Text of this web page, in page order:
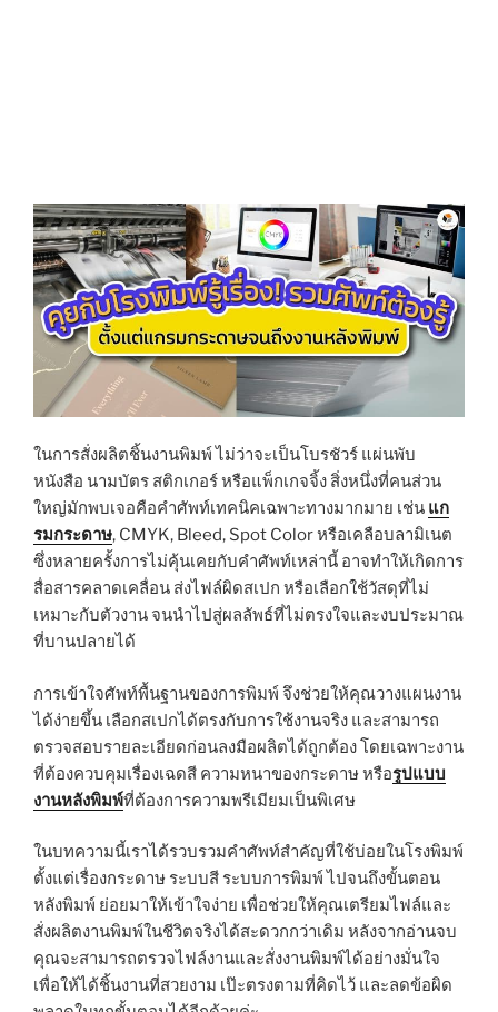
ในการสั่งผลิตชิ้นงานพิมพ์ ไม่ว่าจะเป็นโบรชัวร์ แผ่นพับ
หนังสือ นามบัตร สติกเกอร์ หรือแพ็กเกจจิ้ง สิ่งหนึ่งที่คนส่วน
ใหญ่มักพบเจอคือคำศัพท์เทคนิคเฉพาะทางมากมาย เช่น แก
รมกระดาษ, CMYK, Bleed, Spot Color หรือเคลือบลามิเนต
ซึ่งหลายครั้งการไม่คุ้นเคยกับคำศัพท์เหล่านี้ อาจทำให้เกิดการ
สื่อสารคลาดเคลื่อน ส่งไฟล์ผิดสเปก หรือเลือกใช้วัสดุที่ไม่
เหมาะกับตัวงาน จนนำไปสู่ผลลัพธ์ที่ไม่ตรงใจและงบประมาณ
ที่บานปลายได้
การเข้าใจศัพท์พื้นฐานของการพิมพ์ จึงช่วยให้คุณวางแผนงาน
ได้ง่ายขึ้น เลือกสเปกได้ตรงกับการใช้งานจริง และสามารถ
ตรวจสอบรายละเอียดก่อนลงมือผลิตได้ถูกต้อง โดยเฉพาะงาน
ที่ต้องควบคุมเรื่องเฉดสี ความหนาของกระดาษ หรือรูปแบบ
งานหลังพิมพ์ที่ต้องการความพรีเมียมเป็นพิเศษ
ในบทความนี้เราได้รวบรวมคำศัพท์สำคัญที่ใช้บ่อยในโรงพิมพ์
ตั้งแต่เรื่องกระดาษ ระบบสี ระบบการพิมพ์ ไปจนถึงขั้นตอน
หลังพิมพ์ ย่อยมาให้เข้าใจง่าย เพื่อช่วยให้คุณเตรียมไฟล์และ
สั่งผลิตงานพิมพ์ในชีวิตจริงได้สะดวกกว่าเดิม หลังจากอ่านจบ
คุณจะสามารถตรวจไฟล์งานและสั่งงานพิมพ์ได้อย่างมั่นใจ
เพื่อให้ได้ชิ้นงานที่สวยงาม เป๊ะตรงตามที่คิดไว้ และลดข้อผิด